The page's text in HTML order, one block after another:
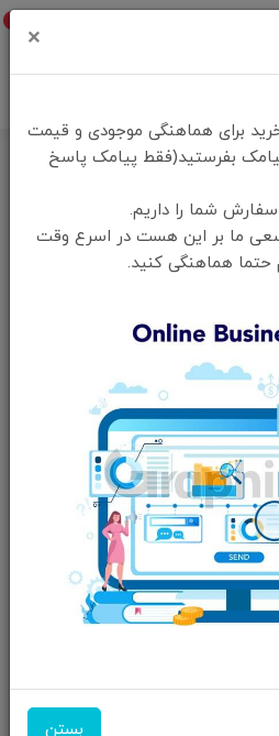
×
برای هماهنگی موجودی و قیمت
بفرستید(فقط پیامک پاسخ
سفارش شما را داریم.
سعی ما بر این هست در اسرع وقت
حتما هماهنگی کنید.
بستن